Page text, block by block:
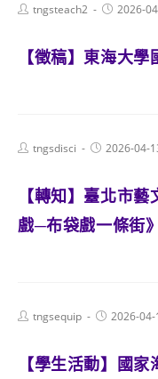
Posttngsteach2
Post2026-
【徵稿】東海大
Posttngsdisci
Post2026-04-
【轉知】臺北市
戲─布袋戲一條街
Posttngsequip
Post2026-04-
【學生活動】國